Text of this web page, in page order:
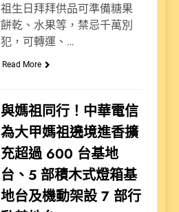
祖生日拜拜供品可準備糖果
餅乾、水果等，禁忌千萬別
犯，可轉運、…
Read More
與媽祖同行！中華電信
為大甲媽祖遶境進香擴
充超過 600 台基地
台、5 部積木式燈箱基
地台及機動架設 7 部行